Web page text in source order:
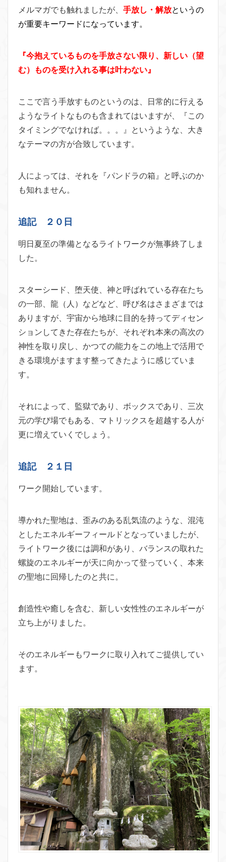
メルマガでも触れましたが、 手放し・解放というの
が重要キーワードになっています。
『今抱えているものを手放さない限り、新しい（望
む）ものを受け入れる事は叶わない』
ここで言う手放すものというのは、日常的に行える
ようなライトなものも含まれてはいますが、『この
タイミングでなければ。。。』というような、大き
なテーマの方が合致しています。
人によっては、それを『パンドラの箱』と呼ぶのか
も知れません。
追記 ２０日
明日夏至の準備となるライトワークが無事終了しま
した。
スターシード、堕天使、神と呼ばれている存在たち
の一部、龍（人）などなど、呼び名はさまざまでは
ありますが、宇宙から地球に目的を持ってディセン
ションしてきた存在たちが、それぞれ本来の高次の
神性を取り戻し、かつての能力をこの地上で活用で
きる環境がますます整ってきたように感じていま
す。
それによって、監獄であり、ボックスであり、三次
元の学び場でもある、マトリックスを超越する人が
更に増えていくでしょう。
追記 ２１日
ワーク開始しています。
導かれた聖地は、歪みのある乱気流のような、混沌
としたエネルギーフィールドとなっていましたが、
ライトワーク後には調和があり、バランスの取れた
螺旋のエネルギーが天に向かって登っていく、本来
の聖地に回帰したのと共に。
創造性や癒しを含む、新しい女性性のエネルギーが
立ち上がりました。
そのエネルギーもワークに取り入れてご提供してい
ます。